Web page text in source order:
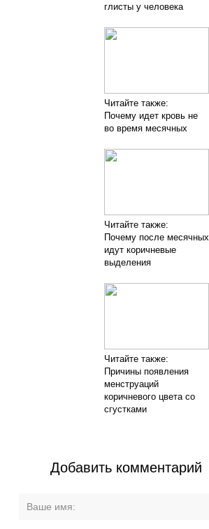
глисты у человека
Читайте также:
Почему идет кровь не
во время месячных
Читайте также:
Почему после месячных
идут коричневые
выделения
Читайте также:
Причины появления
менструаций
коричневого цвета со
сгустками
Добавить комментарий